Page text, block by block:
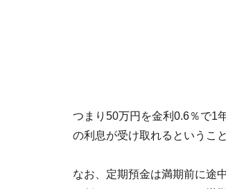
つまり50万円を金利0.6％で1
の利息が受け取れるというこ
なお、定期預金は満期前に途